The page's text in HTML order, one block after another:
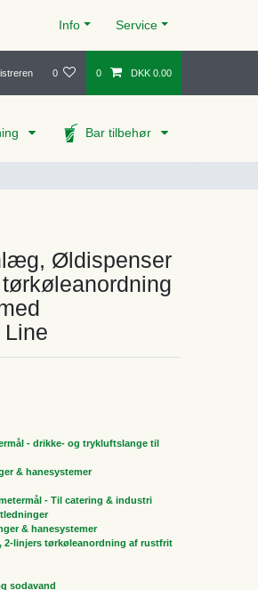
Info Service
0 0 DKK 0.00
Bar tilbehør
Øldispenser
- drikke- og trykluftslange til
& hanesystemer
- Til catering & industri
& hanesystemer
linjers tørkøleanordning af rustfrit
sodavand